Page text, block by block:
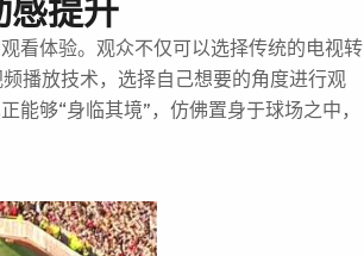
感提升
看体验。观众不仅可以选择传统的电视转
播放技术，选择自己想要的角度进行观
够“身临其境”，仿佛置身于球场之中，